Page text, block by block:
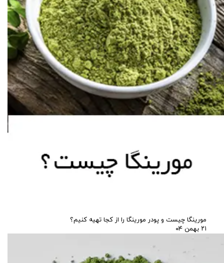
مورینگا چیست و پودر مورینگا را از کجا تهیه کنیم؟
۲۱ بهمن ۰۴